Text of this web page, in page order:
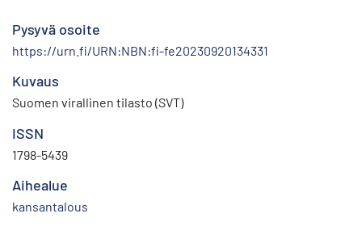
Pysyvä osoite
https://urn.fi/URN:NBN:fi-fe20230920134331
Kuvaus
Suomen virallinen tilasto (SVT)
ISSN
1798-5439
Aihealue
kansantalous